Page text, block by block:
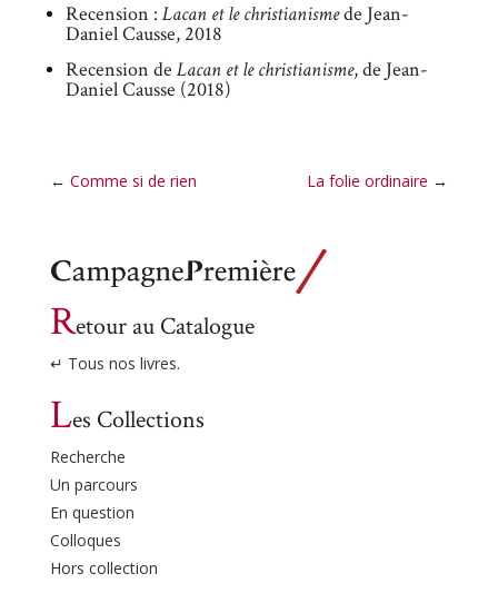
Recension : Lacan et le christianismede Jean-
Daniel Causse, 2018
Recension de Lacan et le christianisme, de Jean-
Daniel Causse (2018)
← Comme si de rien La folie ordinaire →
Retour au Catalogue
↵ Tous nos livres.
Les Collections
Recherche
Un parcours
En question
Colloques
Hors collection